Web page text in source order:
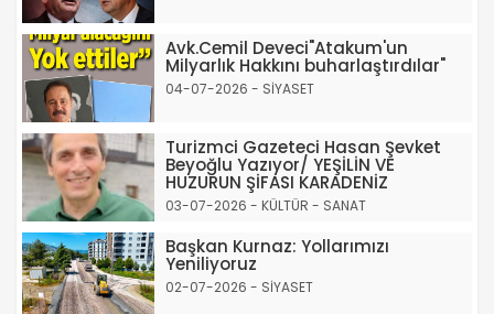
Avk.Cemil Deveci"Atakum'un
Milyarlık Hakkını buharlaştırdılar"
04-07-2026 - SİYASET
Turizmci Gazeteci Hasan Şevket
Beyoğlu Yazıyor/ YEŞİLİN VE
HUZURUN ŞİFASI KARADENİZ
03-07-2026 - KÜLTÜR - SANAT
Başkan Kurnaz: Yollarımızı
Yeniliyoruz
02-07-2026 - SİYASET